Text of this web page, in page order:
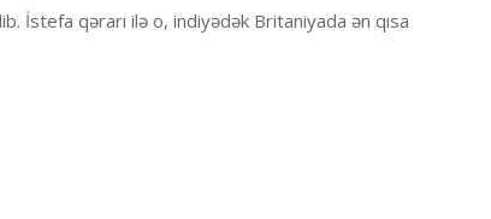
İstefa qərarı ilə o, indiyədək Britaniyada ən qısa